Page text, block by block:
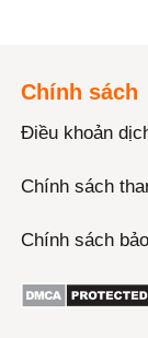
Chính sách
Điều khoản
Chính sách
Chính sách